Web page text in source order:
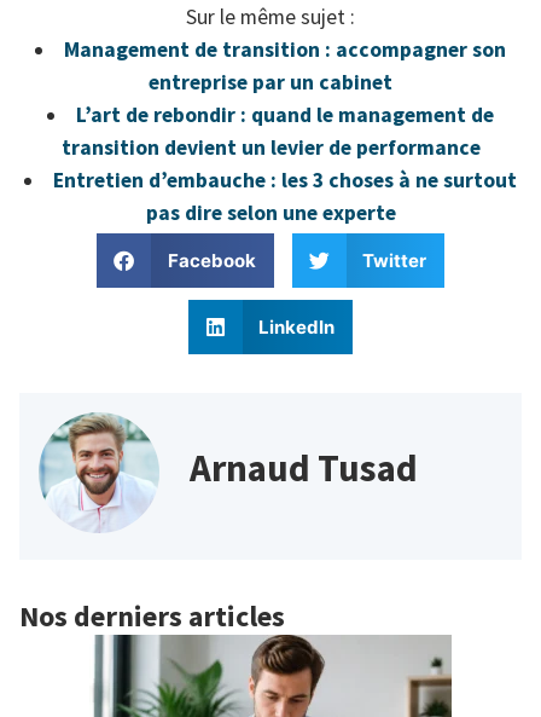
Sur le même sujet :
Management de transition : accompagner son
entreprise par un cabinet
L’art de rebondir : quand le management de
transition devient un levier de performance
Entretien d’embauche : les 3 choses à ne surtout
pas dire selon une experte
Facebook Twitter
LinkedIn
Arnaud Tusad
Nos derniers articles